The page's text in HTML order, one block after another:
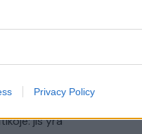
Privacy Policy
00:15:54
jis yra